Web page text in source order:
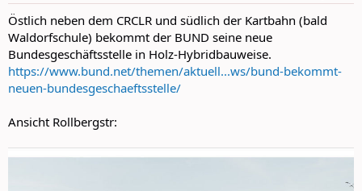
:
Östlich neben dem CRCLR und südlich der Kartbahn (bald
Waldorfschule) bekommt der BUND seine neue
Bundesgeschäftsstelle in Holz-Hybridbauweise.
https://www.bund.net/themen/aktuell...ws/bund-bekommt-
neuen-bundesgeschaeftsstelle/
Ansicht Rollbergstr: